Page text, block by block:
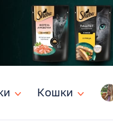
Кошки
Кошки